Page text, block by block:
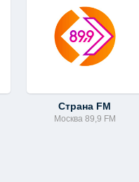
Страна FM
Москва 89,9 FM